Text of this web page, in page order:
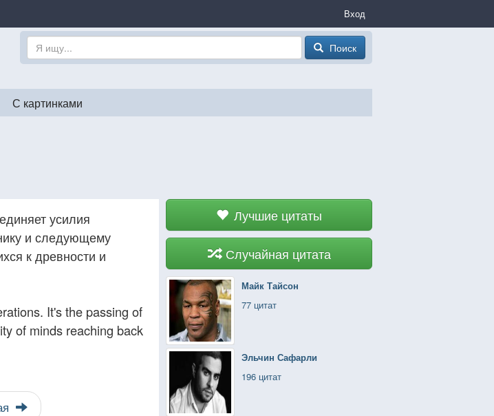
Вход
Поиск
С картинками
Лучшие цитаты
Случайная цитата
Майк Тайсон
77 цитат
Эльчин Сафарли
196 цитат
усилия
и следующему
к древности и
It's the passing of
of minds reaching back